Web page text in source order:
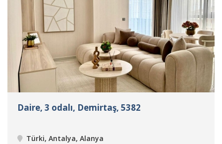
Daire, 3 odalı, Demirtaş, 5382
Türki, Antalya, Alanya